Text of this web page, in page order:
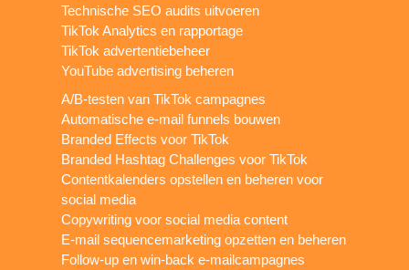
Technische SEO audits uitvoeren
TikTok Analytics en rapportage
TikTok advertentiebeheer
YouTube advertising beheren
A/B-testen van TikTok campagnes
Automatische e-mail funnels bouwen
Branded Effects voor TikTok
Branded Hashtag Challenges voor TikTok
Contentkalenders opstellen en beheren voor
social media
Copywriting voor social media content
E-mail sequencemarketing opzetten en beheren
Follow-up en win-back e-mailcampagnes